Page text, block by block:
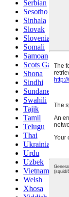
Serbian
Sesotho
Sinhala
Slovak
Slovenian
Somali
Samoan
Scots Gaelic
Shona
Sindhi
Sundanese
Swahili
Tajik
Tamil
Telugu
Thai
Ukrainian
Urdu
Uzbek
Vietnamese
Welsh
Xhosa